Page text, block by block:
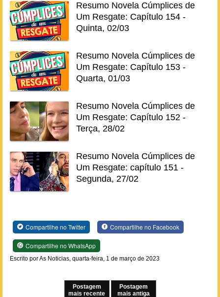
Resumo Novela Cúmplices de
Um Resgate: Capítulo 154 -
Quinta, 02/03
Resumo Novela Cúmplices de
Um Resgate: Capítulo 153 -
Quarta, 01/03
Resumo Novela Cúmplices de
Um Resgate: Capítulo 152 -
Terça, 28/02
Resumo Novela Cúmplices de
Um Resgate: capítulo 151 -
Segunda, 27/02
Compartilhe no Twitter Compartilhe no Facebook
Compartilhe no WhatsApp
Escrito por As Noticias, quarta-feira, 1 de março de 2023
Postagem
mais recente
Postagem
mais antiga